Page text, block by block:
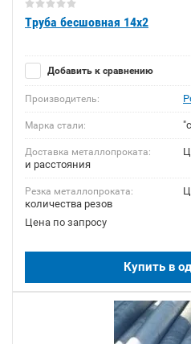
Труба бесшовная 14х2
Добавить к сравнению
Производитель:
Марка стали:
Доставка металлопроката:
и расстояния
Резка металлопроката:
количества резов
Цена по запросу
Купить в